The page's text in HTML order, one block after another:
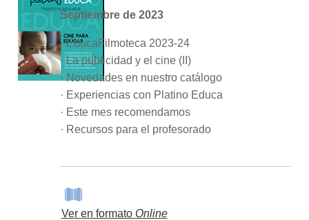
Septiembre de 2023
· EducaFilmoteca 2023-24
· La publicidad y el cine (II)
· Novedades en nuestro catálogo
· Experiencias con Platino Educa
· Este mes recomendamos
· Recursos para el profesorado
Ver en formato Online